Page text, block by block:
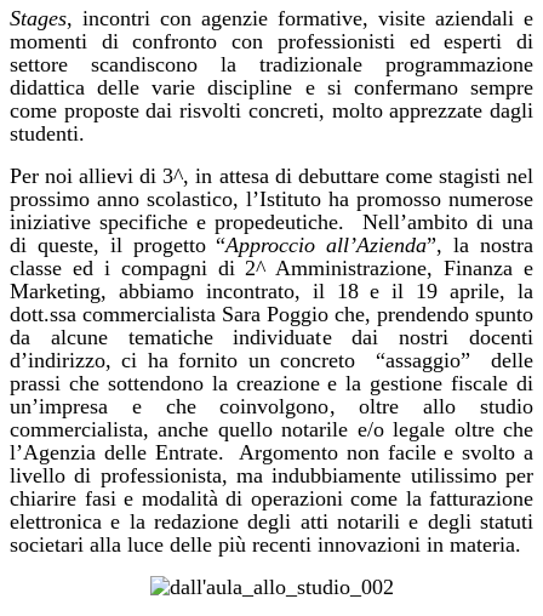
Stages, incontri con agenzie formative, visite aziendali e
momenti di confronto con professionisti ed esperti di
settore scandiscono la tradizionale programmazione
didattica delle varie discipline e si confermano sempre
come proposte dai risvolti concreti, molto apprezzate dagli
studenti.
Per noi allievi di 3^, in attesa di debuttare come stagisti nel
prossimo anno scolastico, l’Istituto ha promosso numerose
iniziative specifiche e propedeutiche.
Nell’ambito di una
di queste, il progetto “Approccio all’Azienda”, la nostra
classe ed i compagni di 2^ Amministrazione, Finanza e
Marketing, abbiamo incontrato, il 18 e il 19 aprile, la
dott.ssa commercialista Sara Poggio che, prendendo spunto
da alcune tematiche individuate dai nostri docenti
d’indirizzo, ci ha fornito un concreto
“assaggio”
delle
prassi che sottendono la creazione e la gestione fiscale di
un’impresa e che coinvolgono, oltre allo studio
commercialista, anche quello notarile e/o legale oltre che
l’Agenzia delle Entrate.
Argomento non facile e svolto a
livello di professionista, ma indubbiamente utilissimo per
chiarire fasi e modalità di operazioni come la fatturazione
elettronica e la redazione degli atti notarili e degli statuti
societari alla luce delle più recenti innovazioni in materia.